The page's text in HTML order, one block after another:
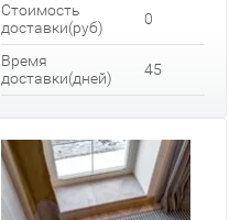
Стоимость
доставки(руб)
0
Время
доставки(дней)
45